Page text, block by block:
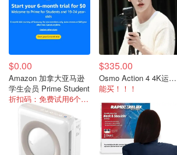
$0.00
Amazon 加拿大亚马逊
学生会员 Prime Student
折扣码：免费试用6个月！随时取消！
$335.00
Osmo Action 4 4K运动相机
能买！！！